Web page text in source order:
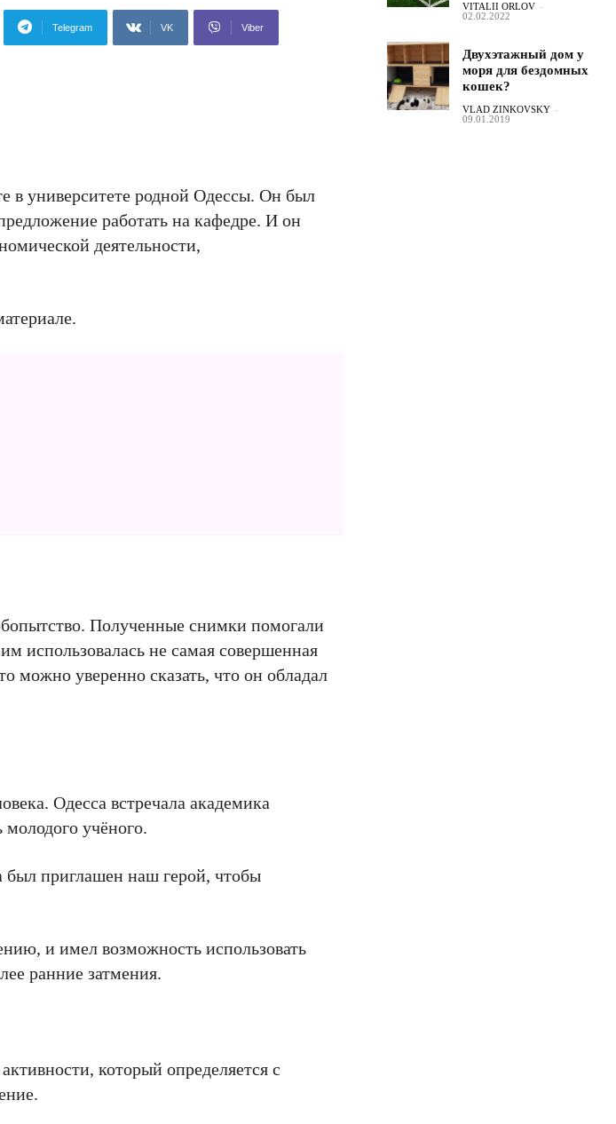
Telegram VK Viber
в университете родной Одессы. Он был
работать на кафедре. И он
деятельности,
Полученные снимки помогали
использовалась не самая совершенная
можно уверенно сказать, что он обладал
Одесса встречала академика
учёного.
был приглашен наш герой, чтобы
и имел возможность использовать
ранние затмения.
который определяется с
VITALII ORLOV -
02.02.2022
Двухэтажный дом у
моря для бездомных
кошек?
VLAD ZINKOVSKY -
09.01.2019